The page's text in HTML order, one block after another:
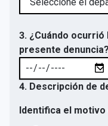
3. ¿Cuándo
presente denuncia?
4. Descripción de
Identifica el motivo